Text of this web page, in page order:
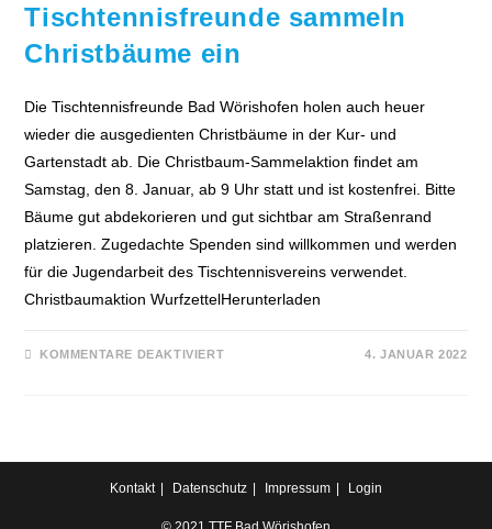
Tischtennisfreunde sammeln
Christbäume ein
Die Tischtennisfreunde Bad Wörishofen holen auch heuer
wieder die ausgedienten Christbäume in der Kur- und
Gartenstadt ab. Die Christbaum-Sammelaktion findet am
Samstag, den 8. Januar, ab 9 Uhr statt und ist kostenfrei. Bitte
Bäume gut abdekorieren und gut sichtbar am Straßenrand
platzieren. Zugedachte Spenden sind willkommen und werden
für die Jugendarbeit des Tischtennisvereins verwendet.
Christbaumaktion WurfzettelHerunterladen
KOMMENTARE DEAKTIVIERTFÜR
4. JANUAR 2022
Kontakt Datenschutz Impressum Login